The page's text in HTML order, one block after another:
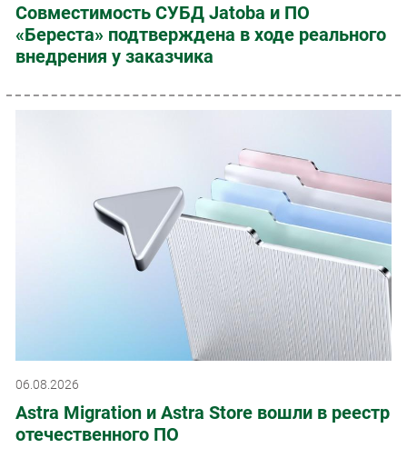
Совместимость СУБД Jatoba и ПО
«Береста» подтверждена в ходе реального
внедрения у заказчика
06.08.2026
Astra Migration и Astra Store вошли в реестр
отечественного ПО